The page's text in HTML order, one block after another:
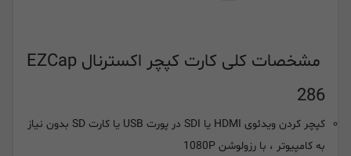
مشخصات کلی کارت کپچر اکسترنال EZCap
286
کپچر کردن ویدئوی HDMI یا SDI در پورت USB یا کارت SD بدون نیاز
به کامپیوتر ، با رزولوشن 1080P